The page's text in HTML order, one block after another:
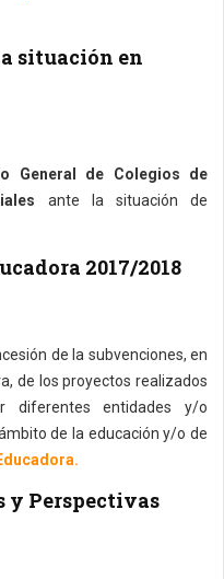
situación en
General de Colegios de
ante la situación de
2017/2018
de la subvenciones, en
de los proyectos realizados
diferentes entidades y/o
de la educación y/o de
y Perspectivas